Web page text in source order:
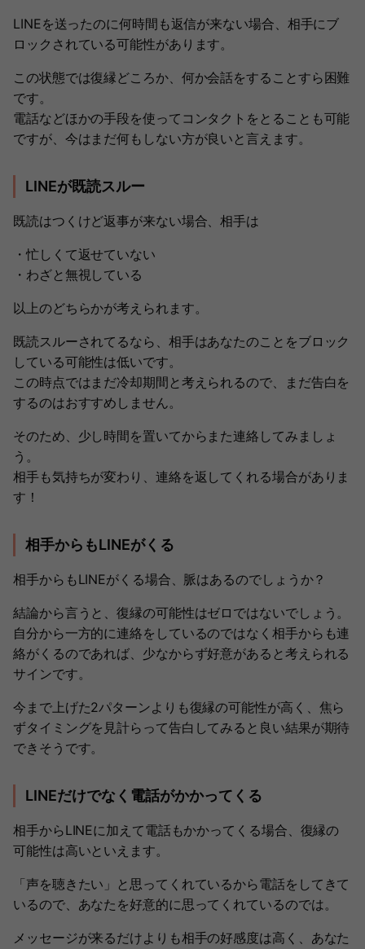
LINEを送ったのに何時間も返信が来ない場合、相手にブ
ロックされている可能性があります。
この状態では復縁どころか、何か会話をすることすら困難
です。
電話などほかの手段を使ってコンタクトをとることも可能
ですが、今はまだ何もしない方が良いと言えます。
LINEが既読スルー
既読はつくけど返事が来ない場合、相手は
・忙しくて返せていない
・わざと無視している
以上のどちらかが考えられます。
既読スルーされてるなら、相手はあなたのことをブロック
している可能性は低いです。
この時点ではまだ冷却期間と考えられるので、まだ告白を
するのはおすすめしません。
そのため、少し時間を置いてからまた連絡してみましょ
う。
相手も気持ちが変わり、連絡を返してくれる場合がありま
す！
相手からもLINEがくる
相手からもLINEがくる場合、脈はあるのでしょうか？
結論から言うと、復縁の可能性はゼロではないでしょう。
自分から一方的に連絡をしているのではなく相手からも連
絡がくるのであれば、少なからず好意があると考えられる
サインです。
今まで上げた2パターンよりも復縁の可能性が高く、焦ら
ずタイミングを見計らって告白してみると良い結果が期待
できそうです。
LINEだけでなく電話がかかってくる
相手からLINEに加えて電話もかかってくる場合、復縁の
可能性は高いといえます。
「声を聴きたい」と思ってくれているから電話をしてきて
いるので、あなたを好意的に思ってくれているのでは。
メッセージが来るだけよりも相手の好感度は高く、あなた